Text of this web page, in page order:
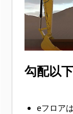
勾配以
eフロア